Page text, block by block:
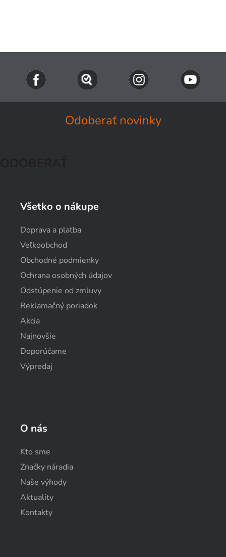
Prihlásenie
Odoberať novinky
Všetko o nákupe
Doprava a platba
Veľkoobchod
Obchodné podmienky
Ochrana osobných údajov
Odstúpenie od zmluvy
Reklamačný poriadok
Akcia
Najnovšie
Doporúčame
Výpredaj
O nás
Kto sme
Značky náradia
Naše výhody
Aktuality
Kontakty